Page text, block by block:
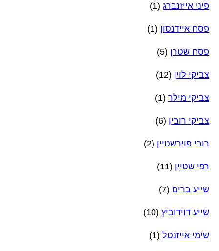
פיני אייזנברג (1)
פסח איידנסון (1)
פסח שטרן (5)
צביקי לוין (12)
צביקי מילר (1)
צביקי רובין (6)
רובי פוירשטיין (2)
רפי שטיין (11)
שייע ברים (7)
שייע דוידוביץ (10)
שימי אייזנטל (1)